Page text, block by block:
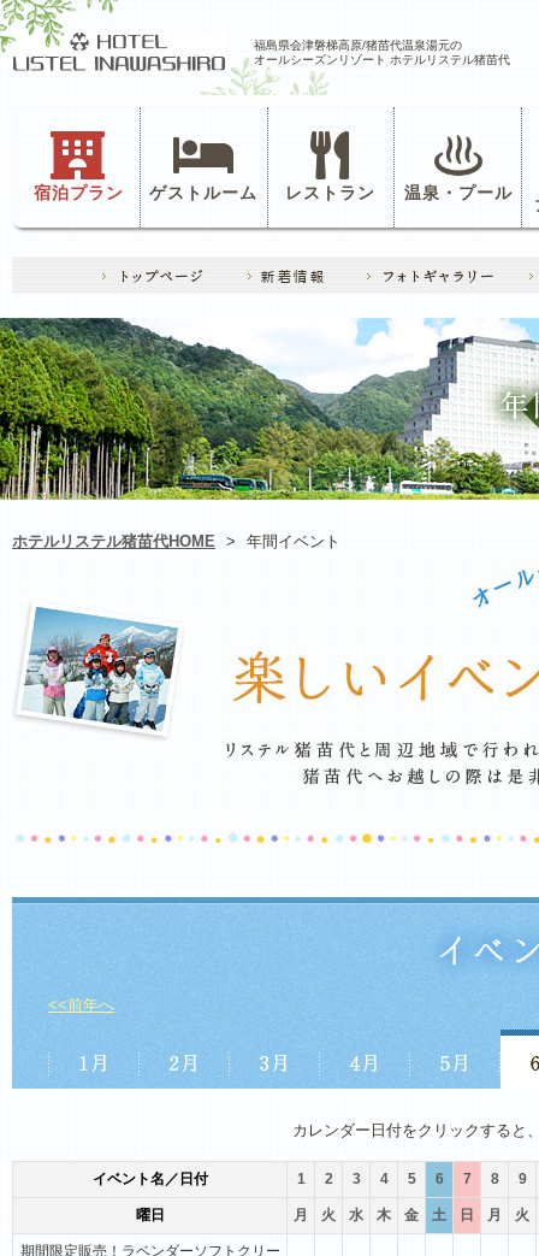
福島県会津磐梯高原/猪苗代温泉湯元の
オールシーズンリゾート ホテルリステル猪苗代
宿泊プラン ゲストルーム レストラン 温泉・プール
ホテルリステル猪苗代HOME > 年間イベント
<<前年へ
カレンダー日付をクリックすると
イベント名／日付 1 2 3 4 5 6 7 8 9
曜日 月 火 水 木 金 土 日 月 火
期間限定販売！ラベンダーソフトクリー